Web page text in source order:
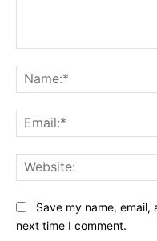
Save my name,
next time I comment.